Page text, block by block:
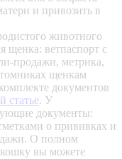
и привозить в
животного
щенка: ветпаспорт с
продажи, метрика,
щенкам
документов
статье. У
документы:
о прививках и
О полном
вы можете